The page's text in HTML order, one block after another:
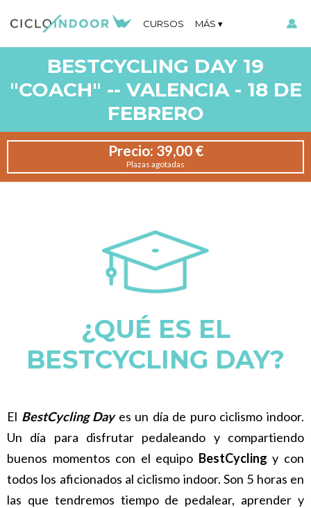
CURSOS MÁS
BESTCYCLING DAY 19
"COACH" -- VALENCIA - 18 DE
FEBRERO
Precio: 39,00 €
Plazas agotadas
¿QUÉ ES EL
BESTCYCLING DAY?
El BestCycling Dayes un día de puro ciclismo indoor.
Un día para disfrutar pedaleando y compartiendo
buenos momentos con el equipo BestCycling y con
todos los aficionados al ciclismo indoor. Son 5 horas en
las que tendremos tiempo de pedalear, aprender y